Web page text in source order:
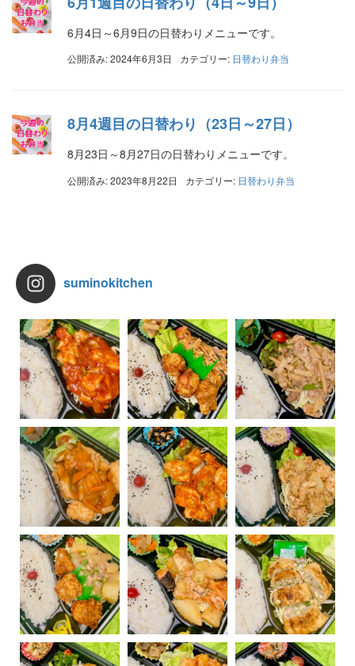
6月4日～6月9日の日替わりメニューです。
公開済み: 2024年6月3日 カテゴリー: 日替わり弁当
8月4週目の日替わり（23日～27日）
8月23日～8月27日の日替わりメニューです。
公開済み: 2023年8月22日 カテゴリー: 日替わり弁当
suminokitchen